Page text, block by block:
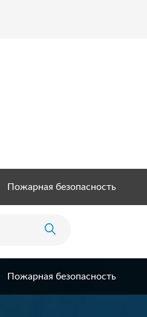
Пожарная безопасность
Пожарная безопасность